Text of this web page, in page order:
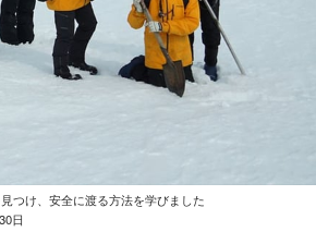
つけ、安全に渡る方法を学びました
日